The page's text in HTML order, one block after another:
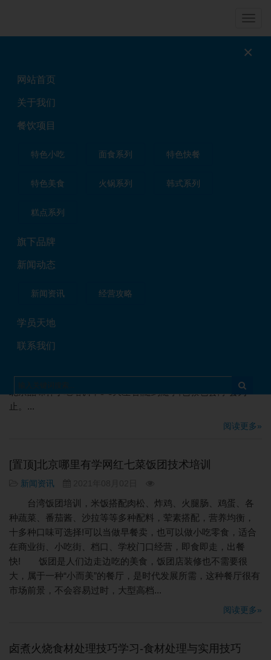
导
×
网站首页
关于我们
餐饮项目
特色小吃 面食系列 特色快餐
特色美食 火锅系列 韩式系列
糕点系列
旗下品牌
新闻动态
新闻资讯 经营攻略
学员天地
联系我们
[置顶]土家掉渣饼
特色小吃
经过十多年的经营，市面上出现了很多其他名字，武大郎
加盟，土家掉渣饼加盟等各种层出不穷，而，最为怀念的还是
新鲜的口味，同时口味和经营模式能更好的适应现在年轻人的
好，更有无限的发展前途! 正经烧...
[置顶]北京包子培训班哪里好？学包子技术要多长时
经营攻略 2021年07月31日
如果您缺乏包子技术，餐饮店经验，不了解包子店经验的
培训班，在这里您不单单能够学习到正宗的包子技术，还能了
方法。早餐包子油条培训哪里好_学包子要多长时间学会，就到
北京品味轩小吃培训，5-8天左右,随到随学,包教包会,学会为
止。...
阅读更多»
[置顶]北京哪里有学网红七菜饭团技术培训
新闻资讯
台湾饭团培训，米饭搭配肉松、炸鸡、火腿肠、鸡蛋、各
种蔬菜、番茄酱、沙拉等等多种配料，荤素搭配，营养均衡，
十多种口味可选择!可以当做早餐卖，也可以做小吃零食，适合
在商业街、小吃街、档口、学校门口经营，即食即走，出餐
快! 饭团是人们边走边吃的美食，饭团店装修也不需要很
大，属于一种“小而美”的餐厅，是时代发展所需，这种餐厅很有
市场前景，不会容易过时，大型高档...
阅读更多»
卤煮火烧食材处理技巧学习-食材处理与实用技巧